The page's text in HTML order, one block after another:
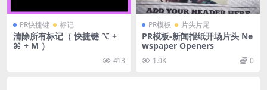
PR快捷键 标记
清除所有标记（ 快捷键 ⌥ +
⌘ + M ）
413
PR模板 片头片尾
PR模板-新闻报纸开场片头 Ne
wspaper Openers
1.0K 0